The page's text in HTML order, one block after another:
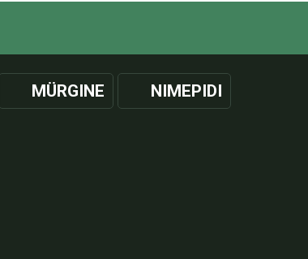
MÜRGINE NIMEPIDI